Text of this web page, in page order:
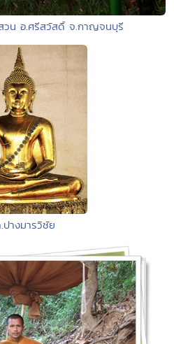
วน อ.ศรีสวัสดิ์ จ.กาญจนบุรี
างมารวิชัย